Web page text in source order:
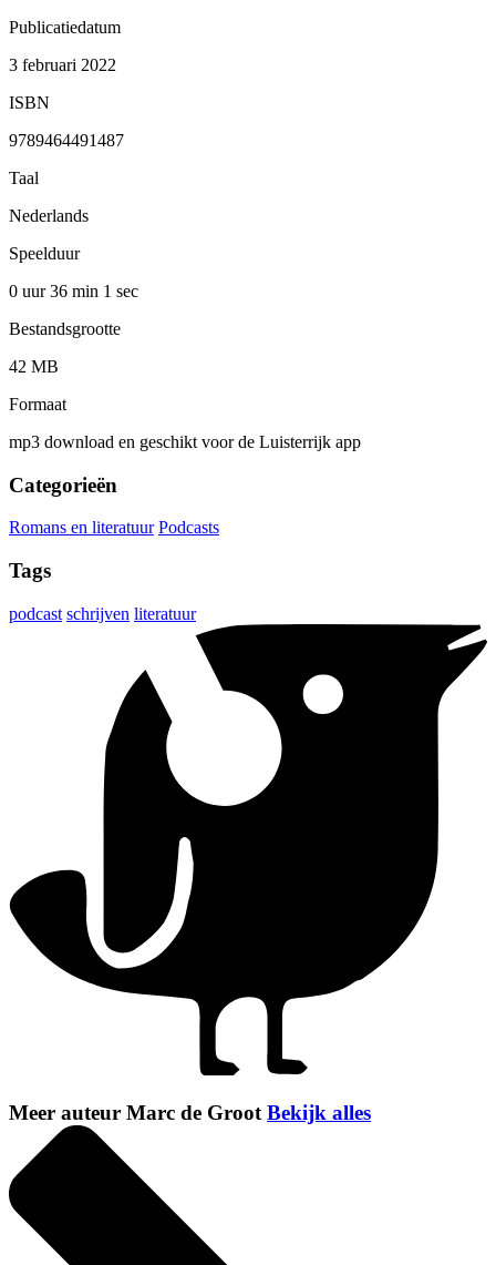
Publicatiedatum
3 februari 2022
ISBN
9789464491487
Taal
Nederlands
Speelduur
0 uur 36 min 1 sec
Bestandsgrootte
42 MB
Formaat
mp3 download en geschikt voor de Luisterrijk app
Categorieën
Romans en literatuur Podcasts
Tags
podcast schrijven literatuur
Meer auteur Marc de Groot Bekijk alles